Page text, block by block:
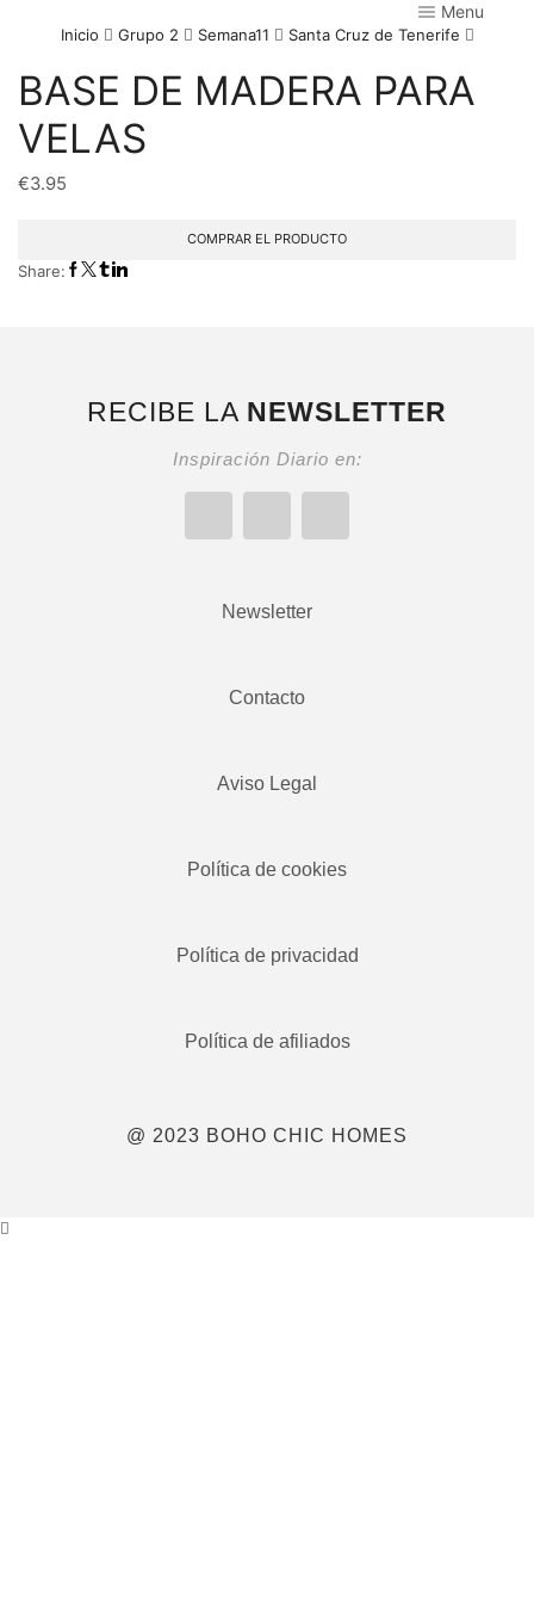
Menu
Inicio Grupo 2 Semana11 Santa Cruz de Tenerife
BASE DE MADERA PARA
VELAS
€3.95
COMPRAR EL PRODUCTO
Share:
RECIBE LA NEWSLETTER
Inspiración Diario en:
Newsletter
Contacto
Aviso Legal
Política de cookies
Política de privacidad
Política de afiliados
@ 2023 BOHO CHIC HOMES